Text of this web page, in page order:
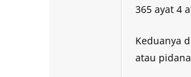
365 ayat 4
Keduanya
atau